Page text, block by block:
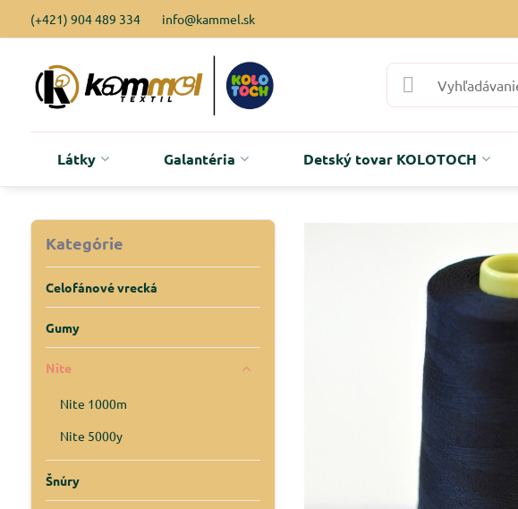
(+421) 904 489 334 info@kammel.sk
Látky Galantéria Detský tovar KOLOTOCH
Kategórie
Celofánové vrecká
Gumy
Nite
Nite 1000m
Nite 5000y
Šnúry